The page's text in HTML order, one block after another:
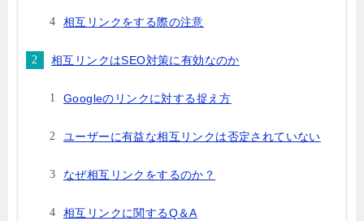
相互リンクをする際の注意
相互リンクはSEO対策に有効なのか
Googleのリンクに対する捉え方
ユーザーに有益な相互リンクは否定されていない
なぜ相互リンクをするのか？
相互リンクに関するQ＆A